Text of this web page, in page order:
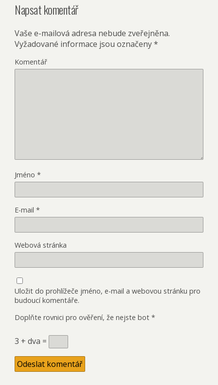
Napsat komentář
Vaše e-mailová adresa nebude zveřejněna.
Vyžadované informace jsou označeny*
Komentář
Jméno *
E-mail *
Webová stránka
Uložit do prohlížeče jméno, e-mail a webovou stránku pro
budoucí komentáře.
Doplňte rovnici pro ověření, že nejste bot *
3 + dva =